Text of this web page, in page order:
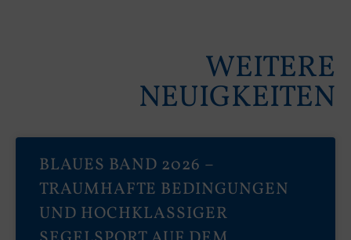
WEITERE
NEUIGKEITEN
BLAUES BAND 2026 –
TRAUMHAFTE BEDINGUNGEN
UND HOCHKLASSIGER